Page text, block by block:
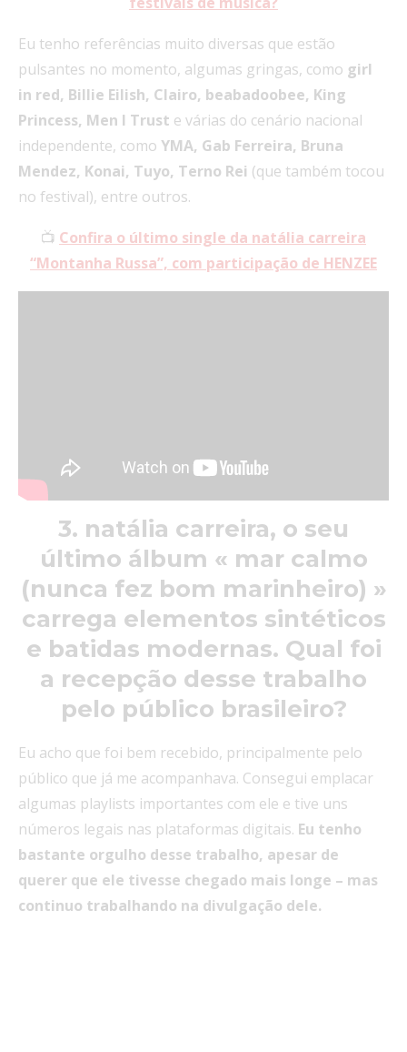
Eu tenho referências muito diversas que estão
pulsantes no momento, algumas gringas, como girl
in red, Billie Eilish, Clairo, beabadoobee, King
Princess, Men I Trust e várias do cenário nacional
independente, como YMA, Gab Ferreira, Bruna
Mendez, Konai, Tuyo, Terno Rei (que também tocou
no festival), entre outros.
📺 Confira o último single da natália carreira
“Montanha Russa”, com participação de HENZEE
3. natália carreira, o seu
último álbum « mar calmo
(nunca fez bom marinheiro) »
carrega elementos sintéticos
e batidas modernas. Qual foi
a recepção desse trabalho
pelo público brasileiro?
Eu acho que foi bem recebido, principalmente pelo
público que já me acompanhava. Consegui emplacar
algumas playlists importantes com ele e tive uns
números legais nas plataformas digitais. Eu tenho
bastante orgulho desse trabalho, apesar de
querer que ele tivesse chegado mais longe – mas
continuo trabalhando na divulgação dele.